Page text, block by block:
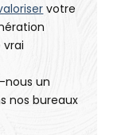
votre
vrai
nous un
nos bureaux